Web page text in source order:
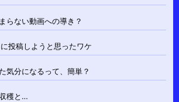
らない動画への導き？
投稿しようと思ったワケ
気分になるって、簡単？
穫と…